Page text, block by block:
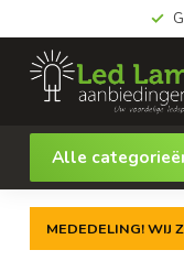
Alle
MEDEDELING! WIJ